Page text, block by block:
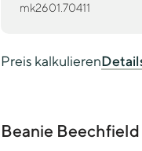
mk2601.70411
Preis kalkulieren
Beanie